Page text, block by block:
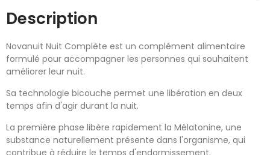
Description
Novanuit Nuit Complète est un complément alimentaire
formulé pour accompagner les personnes qui souhaitent
améliorer leur nuit.
Sa technologie bicouche permet une libération en deux
temps afin d'agir durant la nuit.
La première phase libère rapidement la Mélatonine, une
substance naturellement présente dans l'organisme, qui
contribue à réduire le temps d'endormissement.